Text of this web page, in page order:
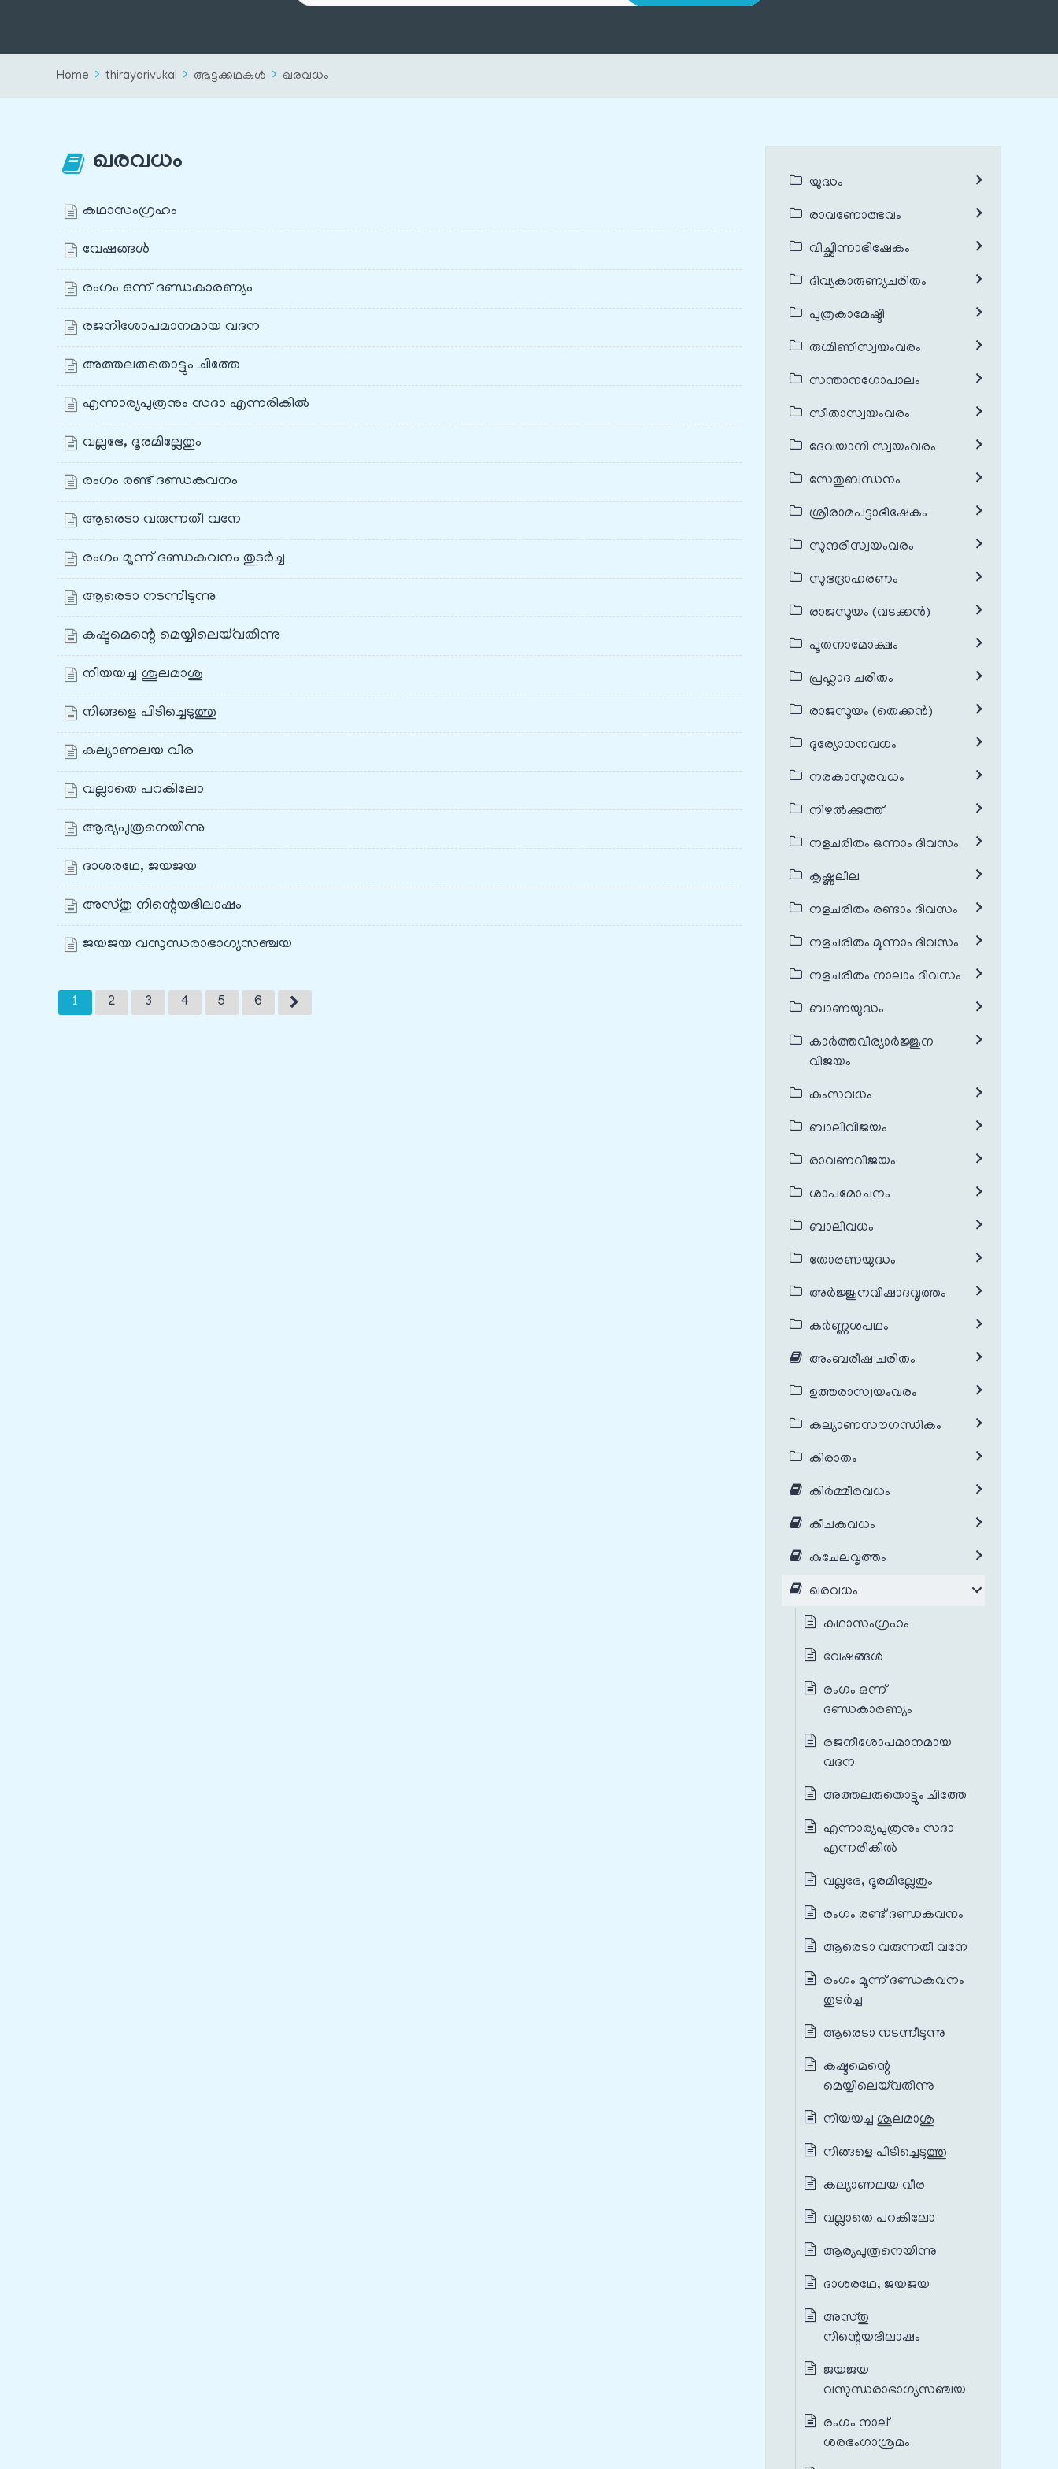
Home thirayarivukal ആട്ടക്കഥകൾ ഖരവധം
ഖരവധം
കഥാസംഗ്രഹം
വേഷങ്ങൾ
രംഗം ഒന്ന് ദണ്ഡകാരണ്യം
രജനീശോപമാനമായ വദന
അത്തലരുതൊട്ടും ചിത്തേ
എന്നാര്യപുത്രനും സദാ എന്നരികിൽ
വല്ലഭേ, ദൂരമില്ലേതും
രംഗം രണ്ട് ദണ്ഡകവനം
ആരെടാ വരുന്നതീ വനേ
രംഗം മൂന്ന് ദണ്ഡകവനം തുടർച്ച
ആരെടാ നടന്നീടുന്നു
കഷ്ടമെന്റെ മെയ്യിലെയ്‌വതിന്നു
നീയയച്ച ശൂലമാശു
നിങ്ങളെ പിടിച്ചെടുത്തു
കല്യാണലയ വീര
വല്ലാതെ പറകിലോ
ആര്യപുത്രനെയിന്നു
ദാശരഥേ, ജയജയ
അസ്തു നിന്റെയഭിലാഷം
ജയജയ വസുന്ധരാഭാഗ്യസഞ്ചയ
1 2 3 4 5 6
യുദ്ധം
രാവണോത്ഭവം
വിച്ഛിന്നാഭിഷേകം
ദിവ്യകാരുണ്യചരിതം
പുത്രകാമേഷ്ടി
രുഗ്മിണീസ്വയംവരം
സന്താനഗോപാലം
സീതാസ്വയംവരം
ദേവയാനി സ്വയംവരം
സേതുബന്ധനം
ശ്രീരാമപട്ടാഭിഷേകം
സുന്ദരീസ്വയംവരം
സുഭദ്രാഹരണം
രാജസൂയം (വടക്കൻ)
പൂതനാമോക്ഷം
പ്രഹ്ലാദ ചരിതം
രാജസൂയം (തെക്കൻ)
ദുര്യോധനവധം
നരകാസുരവധം
നിഴൽക്കുത്ത്
നളചരിതം ഒന്നാം ദിവസം
കൃഷ്ണലീല
നളചരിതം രണ്ടാം ദിവസം
നളചരിതം മൂന്നാം ദിവസം
നളചരിതം നാലാം ദിവസം
ബാണയുദ്ധം
കാർത്തവീര്യാർജ്ജുന
വിജയം
കംസവധം
ബാലിവിജയം
രാവണവിജയം
ശാപമോചനം
ബാലിവധം
തോരണയുദ്ധം
അർജ്ജുനവിഷാദവൃത്തം
കർണ്ണശപഥം
അംബരീഷ ചരിതം
ഉത്തരാസ്വയംവരം
കല്യാണസൗഗന്ധികം
കിരാതം
കിർമ്മീരവധം
കീചകവധം
കുചേലവൃത്തം
ഖരവധം
കഥാസംഗ്രഹം
വേഷങ്ങൾ
രംഗം ഒന്ന്
ദണ്ഡകാരണ്യം
രജനീശോപമാനമായ
വദന
അത്തലരുതൊട്ടും ചിത്തേ
എന്നാര്യപുത്രനും സദാ
എന്നരികിൽ
വല്ലഭേ, ദൂരമില്ലേതും
രംഗം രണ്ട് ദണ്ഡകവനം
ആരെടാ വരുന്നതീ വനേ
രംഗം മൂന്ന് ദണ്ഡകവനം
തുടർച്ച
ആരെടാ നടന്നീടുന്നു
കഷ്ടമെന്റെ
മെയ്യിലെയ്‌വതിന്നു
നീയയച്ച ശൂലമാശു
നിങ്ങളെ പിടിച്ചെടുത്തു
കല്യാണലയ വീര
വല്ലാതെ പറകിലോ
ആര്യപുത്രനെയിന്നു
ദാശരഥേ, ജയജയ
അസ്തു
നിന്റെയഭിലാഷം
ജയജയ
വസുന്ധരാഭാഗ്യസഞ്ചയ
രംഗം നാല്
ശരഭംഗാശ്രമം